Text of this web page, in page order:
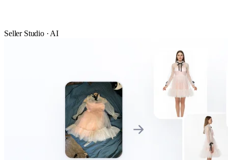
Seller Studio · AI